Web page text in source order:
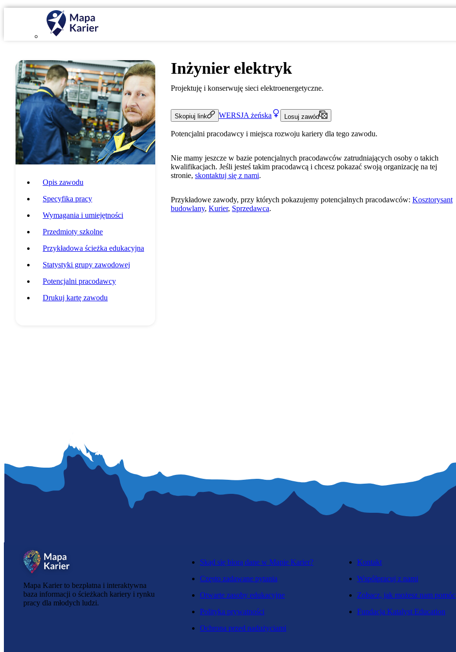
Opis zawodu
Specyfika pracy
Wymagania i umiejętności
Przedmioty szkolne
Przykładowa ścieżka edukacyjna
Statystyki grupy zawodowej
Potencjalni pracodawcy
Drukuj kartę zawodu
Inżynier elektryk
Projektuję i konserwuję sieci elektroenergetyczne.
Skopiuj link WERSJA żeńska Losuj zawód
Potencjalni pracodawcy i miejsca rozwoju kariery dla tego zawodu.
Nie mamy jeszcze w bazie potencjalnych pracodawców zatrudniających osoby o takich
kwalifikacjach. Jeśli jesteś takim pracodawcą i chcesz pokazać swoją organizację na tej
stronie, skontaktuj się z nami.
Przykładowe zawody, przy których pokazujemy potencjalnych pracodawców: Kosztorysant
budowlany, Kurier, Sprzedawca.
Mapa Karier to bezpłatna i interaktywna
baza informacji o ścieżkach kariery i rynku
pracy dla młodych ludzi.
Skąd się biorą dane w Mapie Karier?
Często zadawane pytania
Otwarte zasoby edukacyjne
Polityka prywatności
Ochrona przed nadużyciami
Kontakt
Współpracuj z nami
Zobacz, jak możesz nam pomóc
Fundacja Katalyst Education